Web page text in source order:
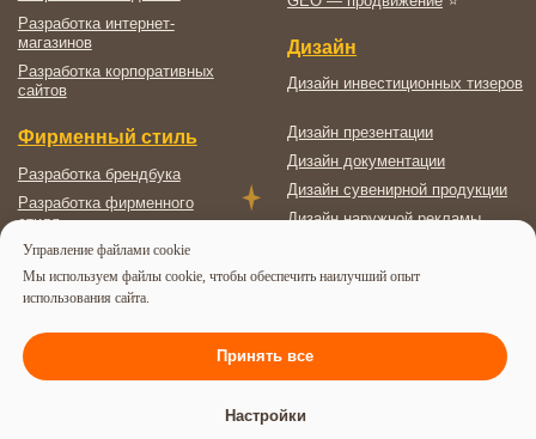
Управление файлами cookie
Мы используем файлы cookie, чтобы обеспечить наилучший опыт
использования сайта.
Принять все
Настройки